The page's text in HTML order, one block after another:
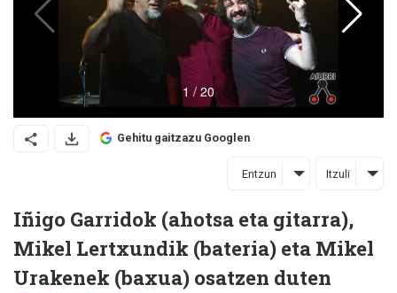
Gehitu gaitzazu Googlen
Entzun Itzuli
Iñigo Garridok (ahotsa eta gitarra),
Mikel Lertxundik (bateria) eta Mikel
Urakenek (baxua) osatzen duten